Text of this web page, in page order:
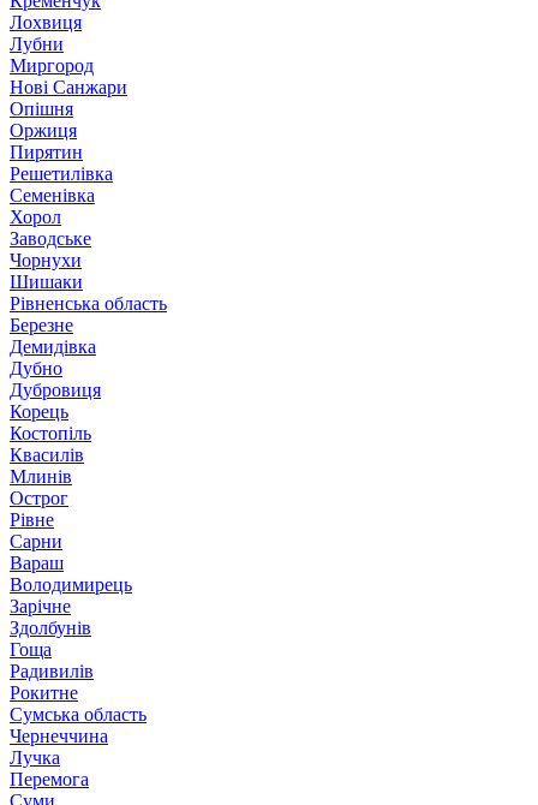
Лохвиця
Лубни
Миргород
Нові Санжари
Опішня
Оржиця
Пирятин
Решетилівка
Семенівка
Хорол
Заводське
Чорнухи
Шишаки
Рівненська область
Березне
Демидівка
Дубно
Дубровиця
Корець
Костопіль
Квасилів
Млинів
Острог
Рівне
Сарни
Вараш
Володимирець
Зарічне
Здолбунів
Гоща
Радивилів
Рокитне
Сумська область
Чернеччина
Лучка
Перемога
Суми